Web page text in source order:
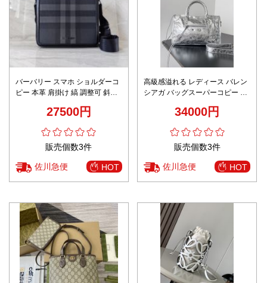
バーバリー スマホ ショルダーコ
ピー 本革 肩掛け 縞 調整可 斜め
27500円
販売個数3件
佐川急便 HOT
高級感溢れる レディース バレン
シアガ バッグスーパーコピー 軽
34000円
販売個数3件
佐川急便 HOT